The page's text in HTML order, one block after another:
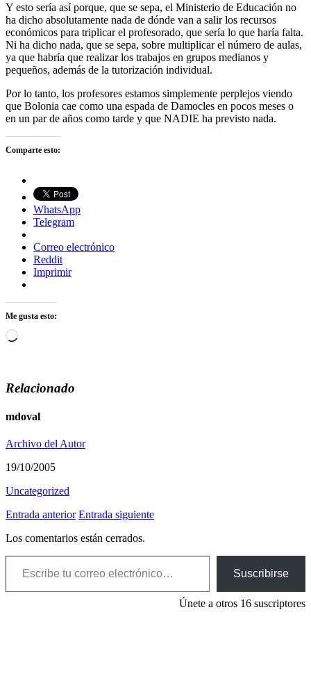
Y esto sería así porque, que se sepa, el Ministerio de Educación no
ha dicho absolutamente nada de dónde van a salir los recursos
económicos para triplicar el profesorado, que sería lo que haría falta.
Ni ha dicho nada, que se sepa, sobre multiplicar el número de aulas,
ya que habría que realizar los trabajos en grupos medianos y
pequeños, además de la tutorización individual.
Por lo tanto, los profesores estamos simplemente perplejos viendo
que Bolonia cae como una espada de Damocles en pocos meses o
en un par de años como tarde y que NADIE ha previsto nada.
Comparte esto:
WhatsApp
Telegram
Correo electrónico
Reddit
Imprimir
Me gusta esto:
Cargando...
Relacionado
mdoval
Archivo del Autor
19/10/2005
Uncategorized
Entrada anterior Entrada siguiente
Los comentarios están cerrados.
Escribe tu correo electrónico…
Suscribirse
Únete a otros 16 suscriptores